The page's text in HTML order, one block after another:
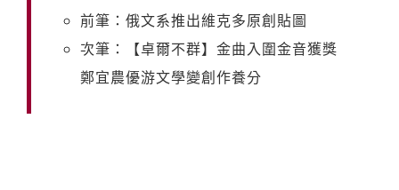
前筆：俄文系推出維克多原創貼圖
次筆：【卓爾不群】金曲入圍金音獲獎
鄭宜農優游文學變創作養分